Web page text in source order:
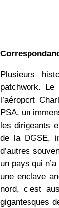
Plusieurs
patchwork. Le
l’aéroport
PSA, un
les dirigeants
de la DGSE,
d’autres
un pays qui
une enclave
nord, c’est
gigantesques